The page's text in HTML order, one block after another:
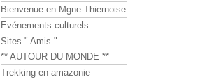
Bienvenue en Mgne-Thiernoise
Evénements culturels
Sites " Amis "
** AUTOUR DU MONDE **
Trekking en amazonie